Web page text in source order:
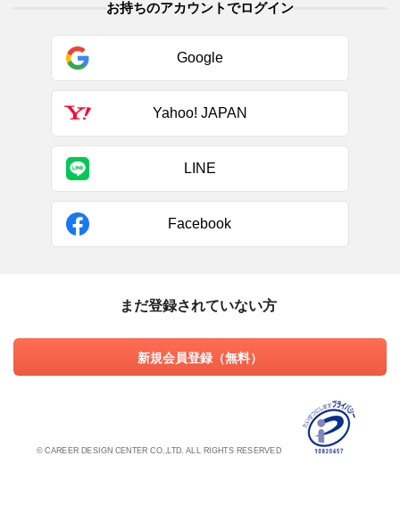
お持ちのアカウントでログイン
Google
Yahoo! JAPAN
LINE
Facebook
まだ登録されていない方
新規会員登録（無料）
© CAREER DESIGN CENTER CO.,LTD. ALL RIGHTS RESERVED